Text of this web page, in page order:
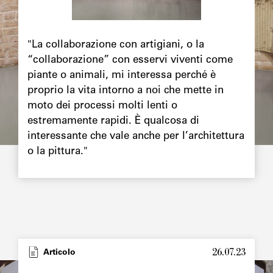
"La collaborazione con artigiani, o la
“collaborazione” con esservi viventi come
piante o animali, mi interessa perché è
proprio la vita intorno a noi che mette in
moto dei processi molti lenti o
estremamente rapidi. È qualcosa di
interessante che vale anche per l’architettura
o la pittura."
Articolo 26.07.23